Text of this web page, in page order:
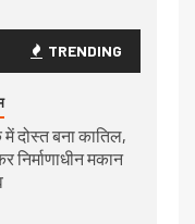
TRENDING
दोस्त बना कातिल,
निर्माणाधीन मकान